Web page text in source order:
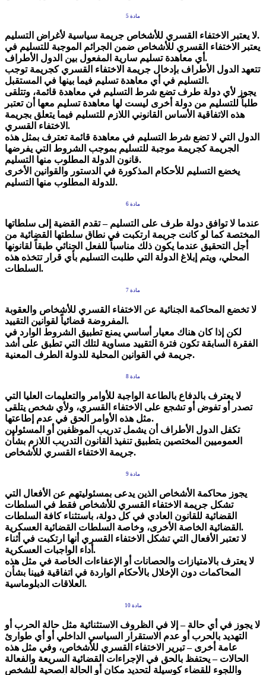
مادة 5
لا يعتبر الاختفاء القسري للأشخاص جريمة سياسية لأغراض التسليم.
يعتبر الاختفاء القسري للأشخاص ضمن الجرائم الموجبة للتسليم في
أي معاهدة تسليم سارية المفعول بين الدول الأطراف.
تتعهد الدول الأطراف بإدخال جريمة الاختفاء القسري كجريمة توجب
التسليم في أي معاهدة تسليم فيما بينها في المستقبل.
يجوز لأي دولة طرف تضع شرط التسليم في معاهدة قائمة، وتتلقى
طلباً للتسليم من دولة أخرى ليست لها معاهدة تسليم معها أن تعتبر
هذه الاتفاقية الأساس القانوني اللازم للتسليم فيما يتعلق بجريمة
الاختفاء القسري.
الدول التي لا تضع شرط التسليم في معاهدة قائمة تعترف بمثل هذه
الجريمة كجريمة موجبة للتسليم بموجب الشروط التي يفرضها
قانون الدولة المطلوب منها التسليم.
يخضع التسليم للأحكام المذكورة في الدستور والقوانين الأخرى
للدولة المطلوب منها التسليم.
مادة 6
عندما لا توافق دولة طرف على التسليم – تقدم القضية إلى سلطاتها
المختصة كما لو كانت جريمة ارتكبت في نطاق سلطتها القضائية من
أجل التحقيق عندما يكون ذلك مناسباً للفعل الجنائي طبقاً لقانونها
المحلي، ويتم إبلاغ الدولة التي طلبت التسليم بأي قرار تتخذه هذه
السلطات.
مادة 7
لا تخضع المحاكمة الجنائية عن الاختفاء القسري للأشخاص والعقوبة
المفروضة قضائياً لقوانين التقييد.
لكن إذا كان هناك معيار أساسي يمنع تطبيق الشروط الوارد في
الفقرة السابقة تكون فترة التقييد مساوية لتلك التي تطبق على أشد
جريمة في القوانين المحلية للدولة الطرف المعنية.
مادة 8
لا يعترف بالدفاع بالطاعة الواجبة للأوامر والتعليمات العليا التي
تصدر أو تفوض أو تشجع على الاختفاء القسري، ولأي شخص يتلقى
مثل هذه الأوامر الحق في عدم إطاعتها.
تكفل الدول الأطراف أن يشمل تدريب الموظفين أو المسئولين
العموميين المختصين بتطبيق تنفيذ القانون التدريب اللازم بشأن
جريمة الاختفاء القسري للأشخاص.
مادة 9
يجوز محاكمة الأشخاص الذين يدعى بمسئوليتهم عن الأفعال التي
تشكل جريمة الاختفاء القسري للأشخاص فقط في السلطات
القضائية للقانون العادي في كل دولة، باستثناء كافة السلطات
القضائية الخاصة الأخرى، وخاصة السلطات القضائية العسكرية.
لا تعتبر الأفعال التي تشكل الاختفاء القسري أنها ارتكبت في أثناء
أداء الواجبات العسكرية.
لا يعترف بالامتيازات والحصانات أو الإعفاءات الخاصة في مثل هذه
المحاكمات دون الإخلال بالأحكام الواردة في اتفاقية فيينا بشأن
العلاقات الدبلوماسية.
مادة 10
لا يجوز في أي حالة – إلا في الظروف الاستثنائية مثل حالة الحرب أو
التهديد بالحرب أو عدم الاستقرار السياسي الداخلي أو أي طوارئ
عامة أخرى – تبرير الاختفاء القسري للأشخاص، وفي مثل هذه
الحالات – يحتفظ بالحق في الإجراءات القضائية السريعة والفعالة
واللجوء للقضاء كوسيلة لتحديد مكان أو الحالة الصحية للشخص